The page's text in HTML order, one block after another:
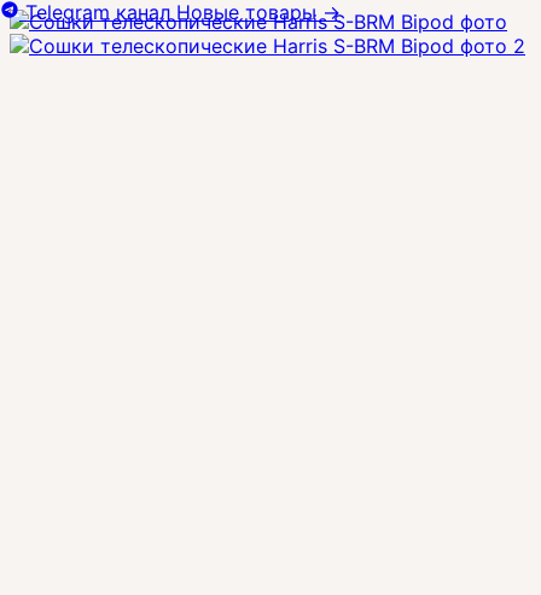
Telegram канал Новые товары→